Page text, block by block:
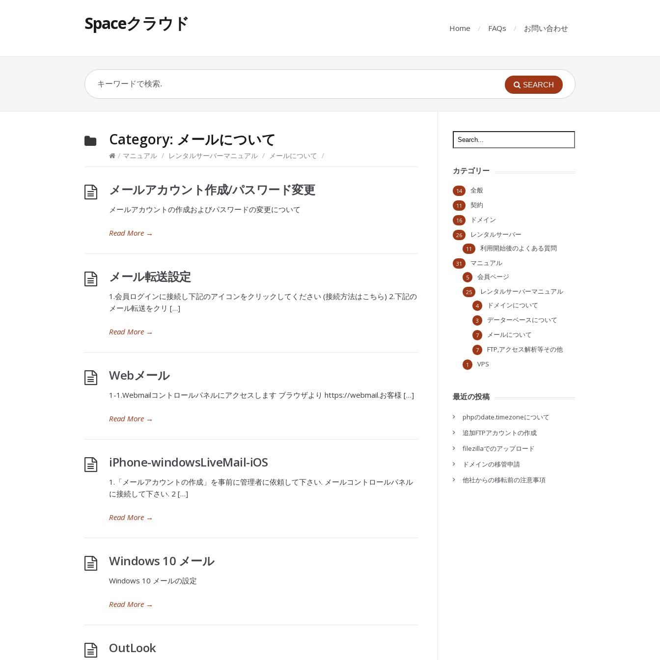
Spaceクラウド Home FAQs お問い合わせ
SEARCH
Category: メールについて
/ マニュアル / レンタルサーバーマニュアル / メールについて /
メールアカウント作成/パスワード変更
メールアカウントの作成およびパスワードの変更について
Read More →
メール転送設定
1.会員ログインに接続し下記のアイコンをクリックしてください (接続方法はこちら) 2.下記の
メール転送をクリ […]
Read More →
Webメール
1-1.Webmailコントロールパネルにアクセスします ブラウザより https://webmail.お客様 […]
Read More →
iPhone-windowsLiveMail-iOS
1.「メールアカウントの作成」を事前に管理者に依頼して下さい. メールコントロールパネル
に接続して下さい. 2 […]
Read More →
Windows 10 メール
Windows 10 メールの設定
Read More →
OutLook
カテゴリー
全般
14
契約
11
ドメイン
16
レンタルサーバー
26
利用開始後のよくある質問
11
マニュアル
31
会員ページ
5
レンタルサーバーマニュアル
25
ドメインについて
4
データーベースについて
3
メールについて
7
FTP,アクセス解析等その他
7
VPS
1
最近の投稿
phpのdate.timezoneについて
追加FTPアカウントの作成
filezillaでのアップロード
ドメインの移管申請
他社からの移転前の注意事項